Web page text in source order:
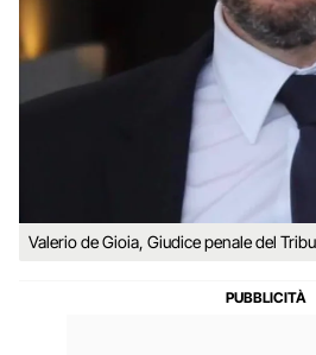
Valerio de Gioia, Giudice penale del